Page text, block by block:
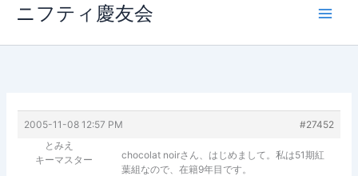
ス
ニフティ慶友会
2005-11-08 12:57 PM
#27452
とみえ
キーマスター
chocolat noirさん、はじめまして。私は51期紅
葉組なので、在籍9年目です。